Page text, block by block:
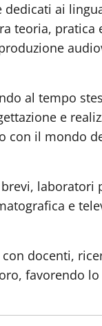
ai
teoria, pratica
al tempo
e
il mondo
laboratori
e
docenti,
favorendo